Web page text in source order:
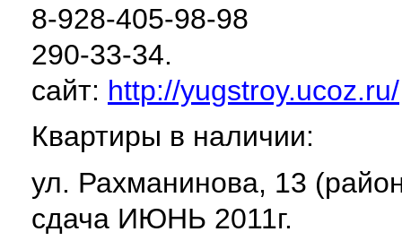
8-928-405-98-98
290-33-34.
сайт: http://yugstroy.ucoz.ru/
Квартиры в наличии:
ул. Рахманинова, 13
сдача ИЮНЬ 2011г.